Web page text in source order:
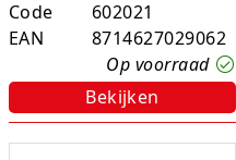
Code
602021
EAN
8714627029062
Op voorraad
Bekijken
Experimenteer dozen
Fien en Teun
Fietsjes, scooters en acc
Ravensburger
Speelkleden
Spellen overige
Slingers
Klussentape
Kubushouders
Lijm
Kaftplastic
Kopieer/print papier
Notitieboeken
Plakdecoratie
Touw